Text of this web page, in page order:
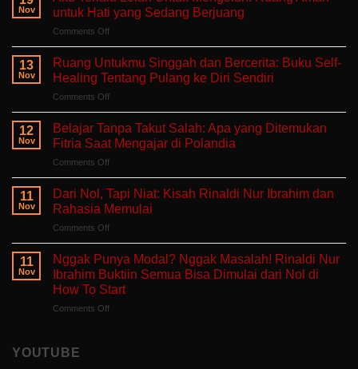
Nov
untuk Hati yang Sedang Berjuang
Comments Offon
Terlalu
Untuk
Mengeluh:
Ruang
Aman
untuk
Sedang
Berjuang
13
Nov
Ruang Untukmu Singgah dan Bercerita: Buku Self-
Healing Tentang Pulang ke Diri Sendiri
Comments Offon
Untukmu
Singgah
dan
Bercerita:
Buku
Self-
Healing
ke
Diri
Sendiri
12
Nov
Belajar Tanpa Takut Salah: Apa yang Ditemukan
Fitria Saat Mengajar di Polandia
Comments Offon
Tanpa
Takut
Salah:
Apa
yang
Ditemukan
Fitria
Saat
Mengajar
di
11
Nov
Dari Nol, Tapi Niat: Kisah Rinaldi Nur Ibrahim dan
Rahasia Memulai
Comments Offon
Tapi
Niat:
Kisah
Rinaldi
11
Nov
Nggak Punya Modal? Nggak Masalah! Rinaldi Nur
Ibrahim Buktiin Semua Bisa Dimulai dari Nol di
How To Start
Comments Offon
YOUTUBE